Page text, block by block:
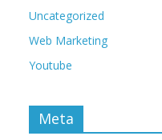
Uncategorized
Web Marketing
Youtube
Meta